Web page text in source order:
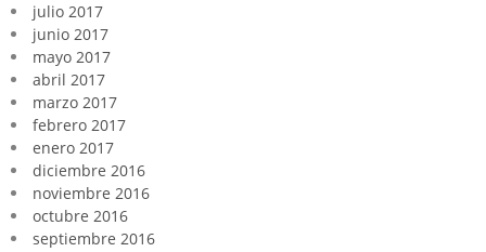
julio 2017
junio 2017
mayo 2017
abril 2017
marzo 2017
febrero 2017
enero 2017
diciembre 2016
noviembre 2016
octubre 2016
septiembre 2016